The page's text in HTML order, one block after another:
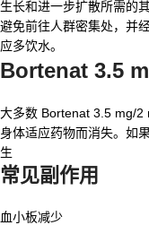
生长和进一步扩散所需的
避免前往人群密集处，并
应多饮水。
Bortenat 3.5
大多数 Bortenat 3.5 mg/2
身体适应药物而消失。如
生
常见副作用
血小板减少